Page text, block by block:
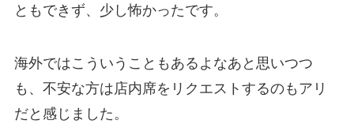
ともできず、少し怖かったです。
海外ではこういうこともあるよなあと思いつつ
も、不安な方は店内席をリクエストするのもアリ
だと感じました。